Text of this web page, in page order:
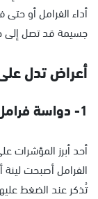
أداء الفرامل أو
جسيمة قد تصل إلى
أعراض تدل
1- دواسة فرامل "أسفنجية"
أحد أبرز المؤشرات
الفرامل أصبحت
تُذكر عند الضغط